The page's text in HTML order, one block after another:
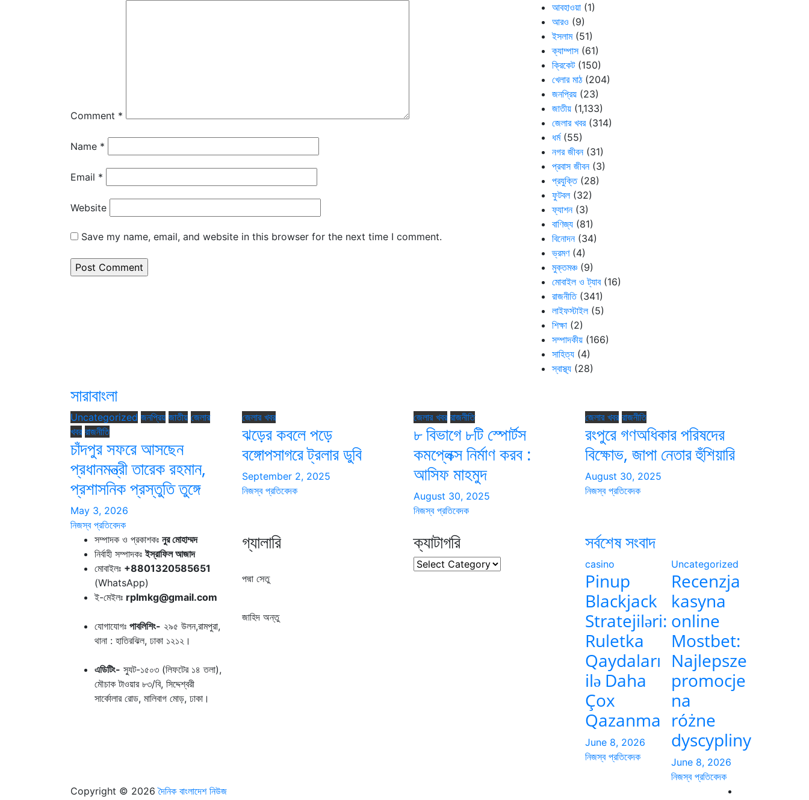
Comment *
Name *
Email *
Website
Save my name, email, and website in this browser for the next time I comment.
আবহাওয়া (1)
আরও (9)
ইসলাম(51)
ক্যাম্পাস(61)
ক্রিকেট(150)
খেলার মাঠ(204)
জনপ্রিয় (23)
জাতীয় (1,133)
জেলার খবর(314)
ধর্ম(55)
নগর জীবন(31)
প্রবাস জীবন(3)
প্রযুক্তি(28)
ফুটবল(32)
ফ্যাশন(3)
বাণিজ্য (81)
বিনোদন(34)
ভ্রমণ(4)
মুক্তমঞ্চ (9)
মোবাইল ও ট্যাব(16)
রাজনীতি(341)
লাইফস্টাইল(5)
শিক্ষা (2)
সম্পাদকীয় (166)
সাহিত্য (4)
স্বাস্থ্য (28)
সারাবাংলা
Uncategorized জনপ্রিয় জাতীয় জেলার
খবর রাজনীতি
চাঁদপুর সফরে আসছেন
প্রধানমন্ত্রী তারেক রহমান,
প্রশাসনিক প্রস্তুতি তুঙ্গে
May 3, 2026
নিজস্ব প্রতিবেদক
জেলার খবর
ঝড়ের কবলে পড়ে
বঙ্গোপসাগরে ট্রলার ডুবি
September 2, 2025
নিজস্ব প্রতিবেদক
জেলার খবর রাজনীতি
৮ বিভাগে ৮টি স্পোর্টস
কমপ্লেক্স নির্মাণ করব :
আসিফ মাহমুদ
August 30, 2025
নিজস্ব প্রতিবেদক
জেলার খবর রাজনীতি
রংপুরে গণঅধিকার পরিষদের
বিক্ষোভ, জাপা নেতার হুঁশিয়ারি
August 30, 2025
নিজস্ব প্রতিবেদক
সম্পাদক ও প্রকাশকঃ নুর মোহাম্মদ
নির্বাহী সম্পাদকঃইস্রাফিল আজাদ
মোবাইলঃ +8801320585651
(WhatsApp)
ই-মেইলঃ rplmkg@gmail.com
যোগাযোগঃ পাবলিশিং- ২৯৫ উলন,রামপুরা,
থানা : হাতিরঝিল, ঢাকা ১২১২।
এডিটিং- স্যুট-১৫০৩ (লিফটের ১৪ তলা),
মৌচাক টাওয়ার ৮৩/বি, সিদ্দেশ্বরী
সার্কোলার রোড, মালিবাগ মোড়, ঢাকা।
গ্যালারি
পদ্মা সেতু
জাহিদ অন্তু
ক্যাটাগরি
ক্যাটাগরি
সর্বশেষ সংবাদ
casino
Pinup
Blackjack
Stratejiləri:
Ruletka
Qaydaları
ilə Daha
Çox
Qazanma
June 8, 2026
নিজস্ব প্রতিবেদক
Uncategorized
Recenzja
kasyna
online
Mostbet:
Najlepsze
promocje
na
różne
dyscypliny
June 8, 2026
নিজস্ব প্রতিবেদক
Copyright © 2026দৈনিক বাংলাদেশ নিউজ